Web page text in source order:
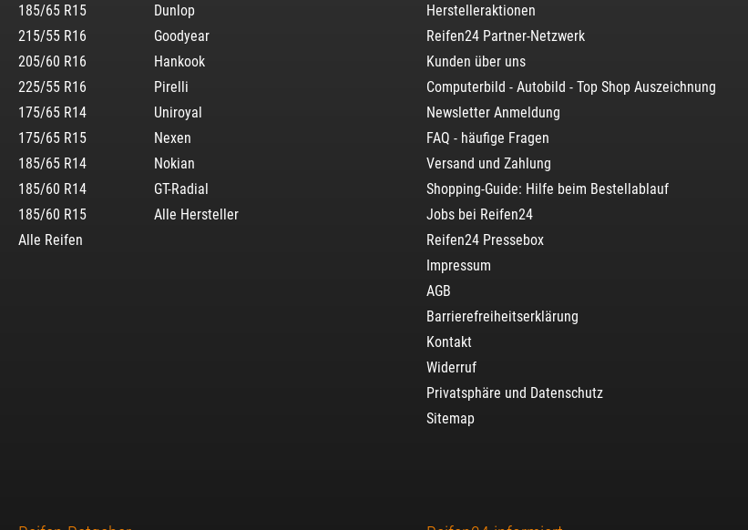
185/65 R15
215/55 R16
205/60 R16
225/55 R16
175/65 R14
175/65 R15
185/65 R14
185/60 R14
185/60 R15
Alle Reifen
Dunlop
Goodyear
Hankook
Pirelli
Uniroyal
Nexen
Nokian
GT-Radial
Alle Hersteller
Herstelleraktionen
Reifen24 Partner-Netzwerk
Kunden über uns
Computerbild - Autobild - Top Shop Auszeichnung
Newsletter Anmeldung
FAQ - häufige Fragen
Versand und Zahlung
Shopping-Guide: Hilfe beim Bestellablauf
Jobs bei Reifen24
Reifen24 Pressebox
Impressum
AGB
Barrierefreiheitserklärung
Kontakt
Widerruf
Privatsphäre und Datenschutz
Sitemap